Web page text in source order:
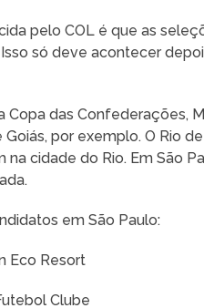
pelo COL é que as
só deve acontecer
das Confederações,
por exemplo. O Rio
na cidade do Rio. Em São
em São Paulo:
Eco Resort
Clube